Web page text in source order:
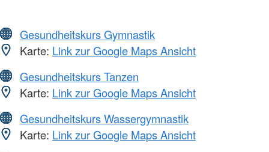
Gesundheitskurs Gymnastik
Karte: Link zur Google Maps Ansicht
Gesundheitskurs Tanzen
Karte: Link zur Google Maps Ansicht
Gesundheitskurs Wassergymnastik
Karte: Link zur Google Maps Ansicht